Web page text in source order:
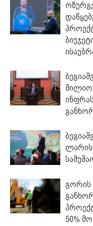
გორის
50%